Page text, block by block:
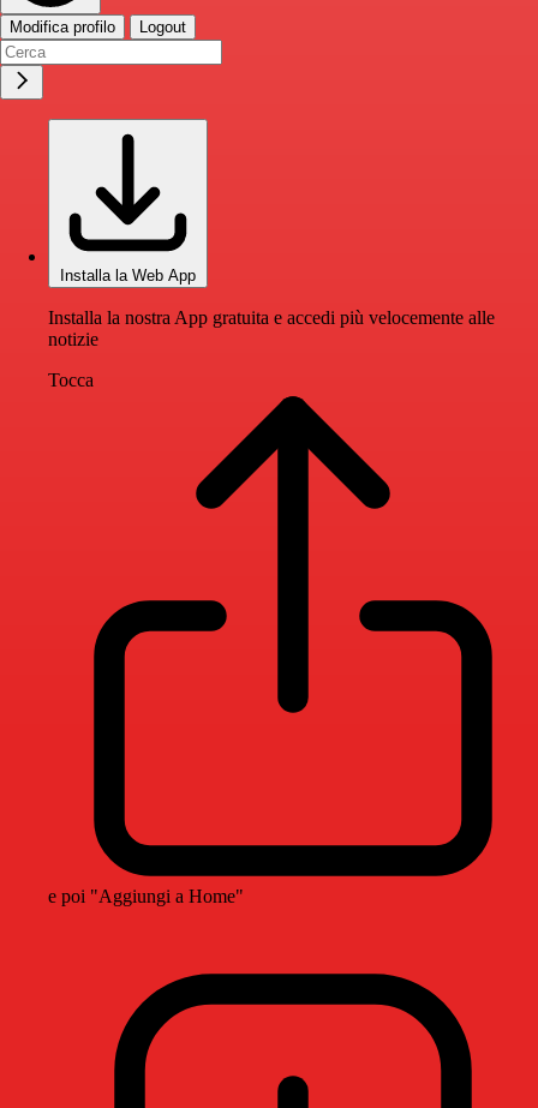
Modifica profilo Logout
Installa la Web App
Installa la nostra App gratuita e accedi più velocemente alle
notizie
Tocca
e poi "Aggiungi a Home"